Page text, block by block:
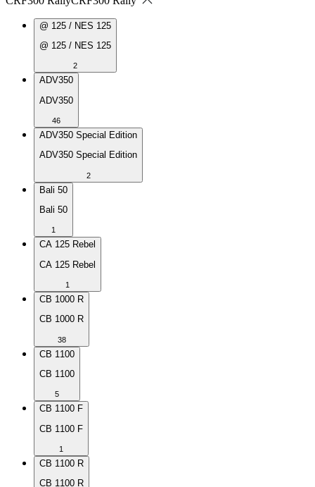
@ 125 / NES 125
@ 125 / NES 125
2
ADV350
ADV350
46
ADV350 Special Edition
ADV350 Special Edition
2
Bali 50
Bali 50
1
CA 125 Rebel
CA 125 Rebel
1
CB 1000 R
CB 1000 R
38
CB 1100
CB 1100
5
CB 1100 F
CB 1100 F
1
CB 1100 R
CB 1100 R